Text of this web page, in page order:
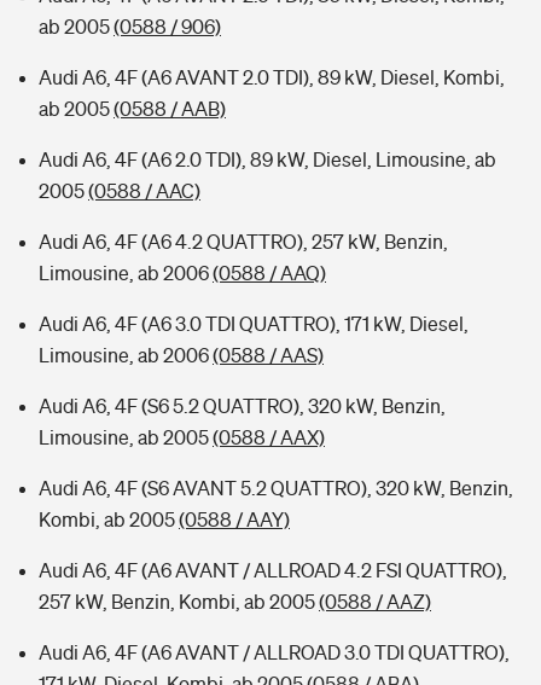
ab 2005(0588 / 906)
Audi A6, 4F (A6 AVANT 2.0 TDI), 89 kW, Diesel, Kombi,
ab 2005(0588 / AAB)
Audi A6, 4F (A6 2.0 TDI), 89 kW, Diesel, Limousine, ab
2005(0588 / AAC)
Audi A6, 4F (A6 4.2 QUATTRO), 257 kW, Benzin,
Limousine, ab 2006(0588 / AAQ)
Audi A6, 4F (A6 3.0 TDI QUATTRO), 171 kW, Diesel,
Limousine, ab 2006(0588 / AAS)
Audi A6, 4F (S6 5.2 QUATTRO), 320 kW, Benzin,
Limousine, ab 2005(0588 / AAX)
Audi A6, 4F (S6 AVANT 5.2 QUATTRO), 320 kW, Benzin,
Kombi, ab 2005(0588 / AAY)
Audi A6, 4F (A6 AVANT / ALLROAD 4.2 FSI QUATTRO),
257 kW, Benzin, Kombi, ab 2005(0588 / AAZ)
Audi A6, 4F (A6 AVANT / ALLROAD 3.0 TDI QUATTRO),